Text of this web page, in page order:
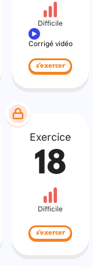
Difficile
Corrigé vidéo
s'exercer
Exercice
18
Difficile
s'exercer